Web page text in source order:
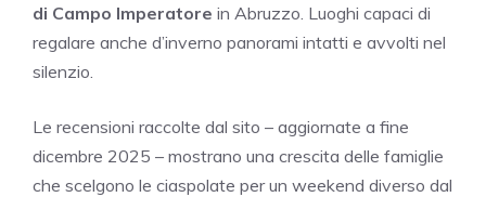
di Campo Imperatore in Abruzzo. Luoghi capaci di
regalare anche d’inverno panorami intatti e avvolti nel
silenzio.
Le recensioni raccolte dal sito – aggiornate a fine
dicembre 2025 – mostrano una crescita delle famiglie
che scelgono le ciaspolate per un weekend diverso dal